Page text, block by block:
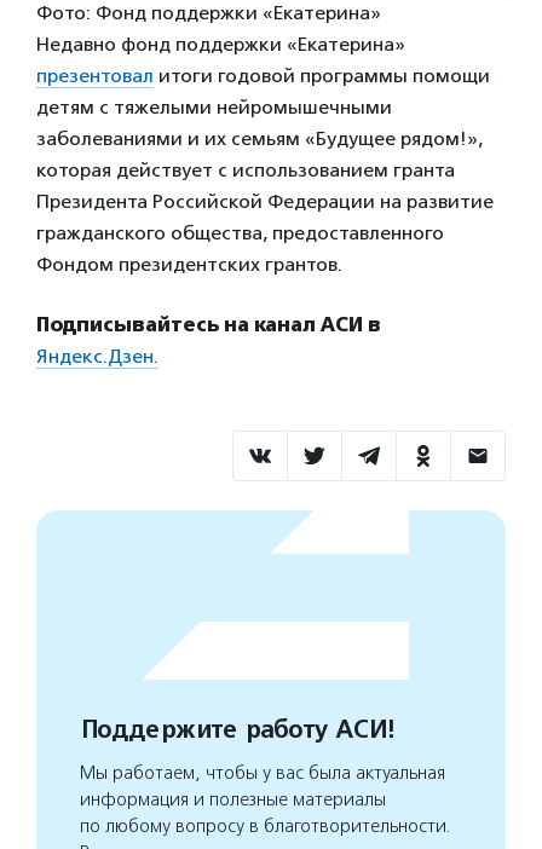
Фото: Фонд поддержки «Екатерина»
Недавно фонд поддержки «Екатерина»
презентовал итоги годовой программы помощи
детям с тяжелыми нейромышечными
заболеваниями и их семьям «Будущее рядом!»,
которая действует с использованием гранта
Президента Российской Федерации на развитие
гражданского общества, предоставленного
Фондом президентских грантов.
Подписывайтесь на канал АСИ в
Яндекс.Дзен.
Поддержите работу АСИ!
Мы работаем, чтобы у вас была актуальная
информация и полезные материалы
по любому вопросу в благотворительности.